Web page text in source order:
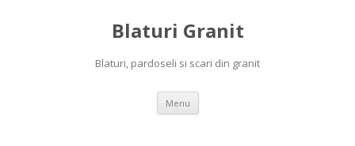
Blaturi Granit
Blaturi, pardoseli si scari din granit
Menu Skip to content